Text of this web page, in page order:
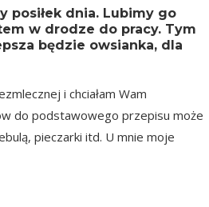
posiłek dnia. Lubimy go
w drodze do pracy. Tym
będzie owsianka, dla
i chciałam Wam
do podstawowego przepisu może
pieczarki itd. U mnie moje